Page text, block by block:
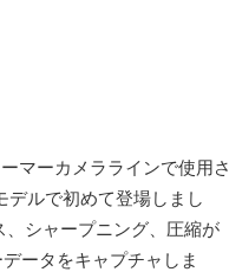
マーカメララインで使用さ
ルで初めて登場しまし
シャープニング、圧縮が
ータをキャプチャしま